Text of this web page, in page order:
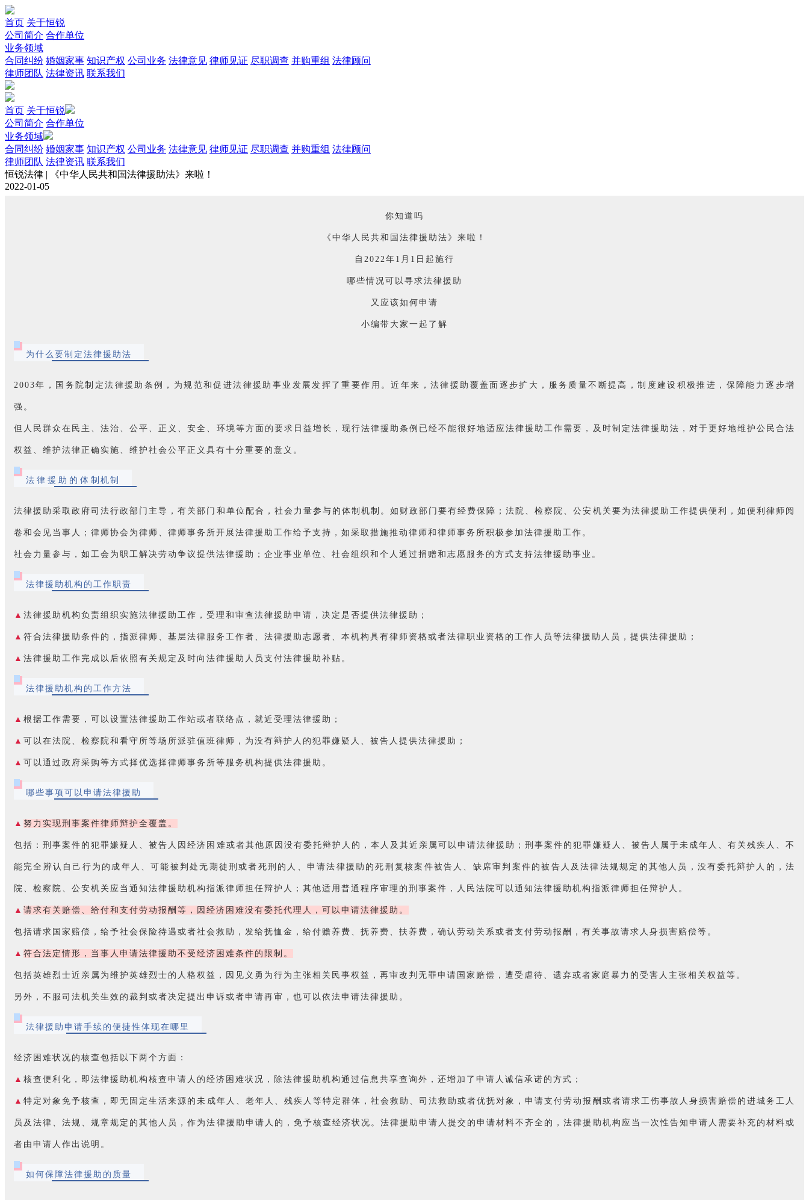
首页 关于恒锐
公司简介 合作单位
业务领域
合同纠纷 婚姻家事 知识产权 公司业务 法律意见 律师见证 尽职调查 并购重组 法律顾问
律师团队 法律资讯 联系我们
首页 关于恒锐
公司简介 合作单位
业务领域
合同纠纷 婚姻家事 知识产权 公司业务 法律意见 律师见证 尽职调查 并购重组 法律顾问
律师团队 法律资讯 联系我们
恒锐法律 | 《中华人民共和国法律援助法》来啦！
2022-01-05
你知道吗
《中华人民共和国法律援助法》来啦！
自2022年1月1日起施行
哪些情况可以寻求法律援助
又应该如何申请
小编带大家一起了解
为什么要制定法律援助法
2003年，国务院制定法律援助条例，为规范和促进法律援助事业发展发挥了重要作用。近年来，法律援助覆盖面逐步扩大，服务质量不断提高，制度建设积极推进，保障能力逐步增
强。
但人民群众在民主、法治、公平、正义、安全、环境等方面的要求日益增长，现行法律援助条例已经不能很好地适应法律援助工作需要，及时制定法律援助法，对于更好地维护公民合法
权益、维护法律正确实施、维护社会公平正义具有十分重要的意义。
法律援助的体制机制
法律援助采取政府司法行政部门主导，有关部门和单位配合，社会力量参与的体制机制。如财政部门要有经费保障；法院、检察院、公安机关要为法律援助工作提供便利，如便利律师阅
卷和会见当事人；律师协会为律师、律师事务所开展法律援助工作给予支持，如采取措施推动律师和律师事务所积极参加法律援助工作。
社会力量参与，如工会为职工解决劳动争议提供法律援助；企业事业单位、社会组织和个人通过捐赠和志愿服务的方式支持法律援助事业。
法律援助机构的工作职责
▲ 法律援助机构负责组织实施法律援助工作，受理和审查法律援助申请，决定是否提供法律援助；
▲ 符合法律援助条件的，指派律师、基层法律服务工作者、法律援助志愿者、本机构具有律师资格或者法律职业资格的工作人员等法律援助人员，提供法律援助；
▲ 法律援助工作完成以后依照有关规定及时向法律援助人员支付法律援助补贴。
法律援助机构的工作方法
▲ 根据工作需要，可以设置法律援助工作站或者联络点，就近受理法律援助；
▲ 可以在法院、检察院和看守所等场所派驻值班律师，为没有辩护人的犯罪嫌疑人、被告人提供法律援助；
▲ 可以通过政府采购等方式择优选择律师事务所等服务机构提供法律援助。
哪些事项可以申请法律援助
▲ 努力实现刑事案件律师辩护全覆盖。
包括：刑事案件的犯罪嫌疑人、被告人因经济困难或者其他原因没有委托辩护人的，本人及其近亲属可以申请法律援助；刑事案件的犯罪嫌疑人、被告人属于未成年人、有关残疾人、不
能完全辨认自己行为的成年人、可能被判处无期徒刑或者死刑的人、申请法律援助的死刑复核案件被告人、缺席审判案件的被告人及法律法规规定的其他人员，没有委托辩护人的，法
院、检察院、公安机关应当通知法律援助机构指派律师担任辩护人；其他适用普通程序审理的刑事案件，人民法院可以通知法律援助机构指派律师担任辩护人。
▲ 请求有关赔偿、给付和支付劳动报酬等，因经济困难没有委托代理人，可以申请法律援助。
包括请求国家赔偿，给予社会保险待遇或者社会救助，发给抚恤金，给付赡养费、抚养费、扶养费，确认劳动关系或者支付劳动报酬，有关事故请求人身损害赔偿等。
▲ 符合法定情形，当事人申请法律援助不受经济困难条件的限制。
包括英雄烈士近亲属为维护英雄烈士的人格权益，因见义勇为行为主张相关民事权益，再审改判无罪申请国家赔偿，遭受虐待、遗弃或者家庭暴力的受害人主张相关权益等。
另外，不服司法机关生效的裁判或者决定提出申诉或者申请再审，也可以依法申请法律援助。
法律援助申请手续的便捷性体现在哪里
经济困难状况的核查包括以下两个方面：
▲ 核查便利化，即法律援助机构核查申请人的经济困难状况，除法律援助机构通过信息共享查询外，还增加了申请人诚信承诺的方式；
▲特定对象免予核查，即无固定生活来源的未成年人、老年人、残疾人等特定群体，社会救助、司法救助或者优抚对象，申请支付劳动报酬或者请求工伤事故人身损害赔偿的进城务工人
员及法律、法规、规章规定的其他人员，作为法律援助申请人的，免予核查经济状况。法律援助申请人提交的申请材料不齐全的，法律援助机构应当一次性告知申请人需要补充的材料或
者由申请人作出说明。
如何保障法律援助的质量